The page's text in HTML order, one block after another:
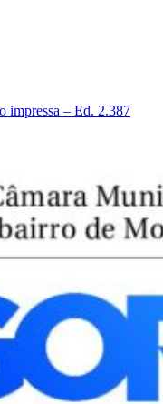
impressa – Ed. 2.387